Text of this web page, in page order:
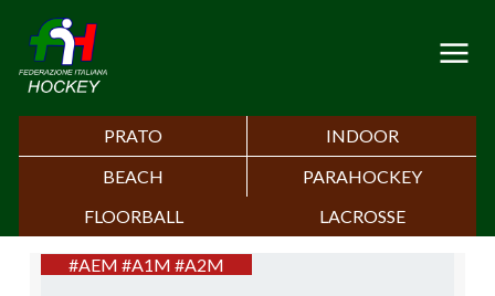
PRATO
INDOOR
BEACH
PARAHOCKEY
FLOORBALL
LACROSSE
#AEM #A1M #A2M